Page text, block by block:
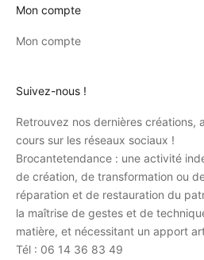
Mon compte
Mon compte
Suivez-nous !
Retrouvez nos dernières créations,
cours sur les réseaux sociaux !
Brocantetendance : une activité
de création, de transformation ou
réparation et de restauration du
la maîtrise de gestes et de
matière, et nécessitant un apport
Tél : 06 14 36 83 49